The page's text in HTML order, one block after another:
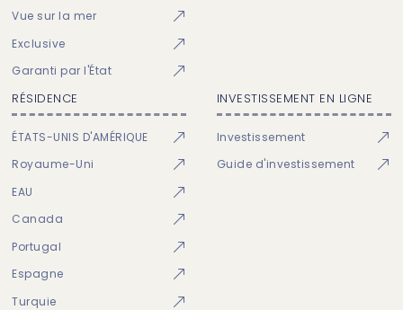
Vue sur la mer
Exclusive
Garanti par l'État
RÉSIDENCE
ÉTATS-UNIS D'AMÉRIQUE
Royaume-Uni
EAU
Canada
Portugal
Espagne
Turquie
INVESTISSEMENT EN LIGNE
Investissement
Guide d'investissement